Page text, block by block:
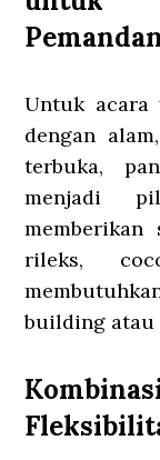
Untuk acara
dengan
terbuka,
menjadi
rileks,
building atau